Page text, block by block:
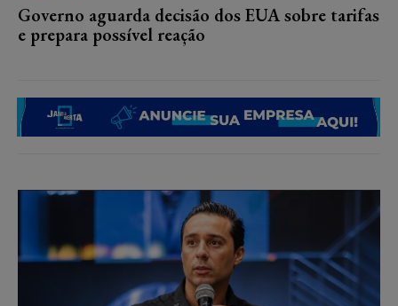
Governo aguarda decisão dos EUA sobre tarifas
e prepara possível reação